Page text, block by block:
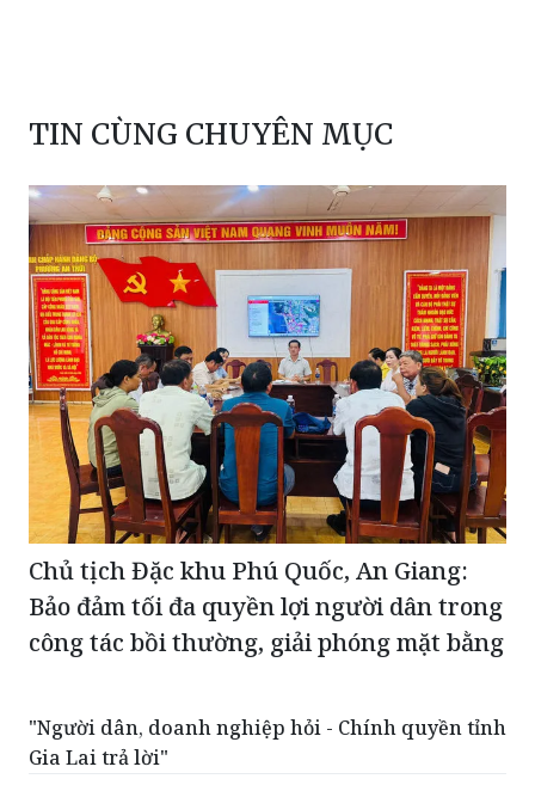
TIN CÙNG CHUYÊN MỤC
Chủ tịch Đặc khu Phú Quốc, An Giang:
Bảo đảm tối đa quyền lợi người dân trong
công tác bồi thường, giải phóng mặt bằng
"Người dân, doanh nghiệp hỏi - Chính quyền tỉnh
Gia Lai trả lời"